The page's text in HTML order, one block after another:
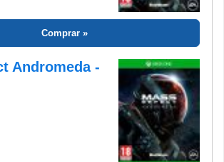
Comprar
Andromeda -